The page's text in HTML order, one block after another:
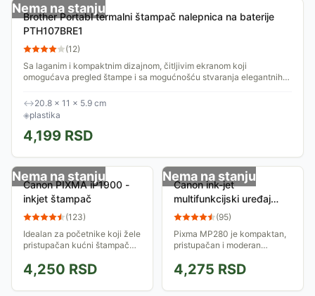
Nema na stanju
Brother Portabl termalni štampač nalepnica na baterije
PTH107BRE1
(12)
Sa laganim i kompaktnim dizajnom, čitljivim ekranom koji
omogućava pregled štampe i sa mogućnošću stvaranja elegantnih
↔20.8 × 11 × 5.9 cm
◈plastika
4,199 RSD
Nema na stanju
Canon PIXMA iP1900 -
inkjet štampač
(123)
Idealan za početnike koji žele
pristupačan kućni štampač
iP1900 je moderan i
jednostavan za upotrebu i
sadrži kapljice...
4,250 RSD
Nema na stanju
Canon ink-jet
multifunkcijski uređaj
MP280
(95)
Pixma MP280 je kompaktan,
pristupačan i moderan
Štampajte fotografije
kvaliteta kao iz
fotolaboratorije zahvaljujući...
4,275 RSD